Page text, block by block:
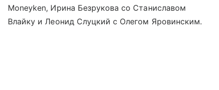
Moneyken, Ирина Безрукова со Станиславом
Влайку и Леонид Слуцкий с Олегом Яровинским.